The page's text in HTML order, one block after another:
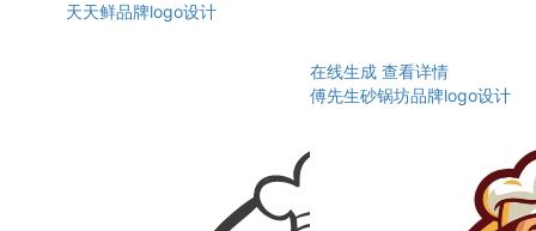
天天鲜品牌logo设计
在线生成 查看详情
傅先生砂锅坊品牌logo设计